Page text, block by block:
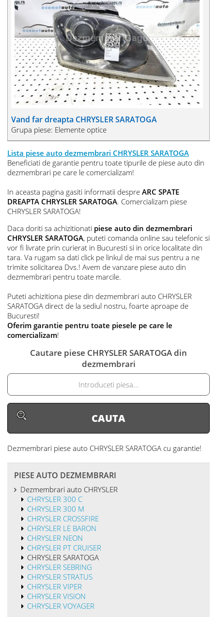
Vand far dreapta CHRYSLER SARATOGA
Grupa piese: Elemente optice
Lista piese auto dezmembrari CHRYSLER SARATOGA
Beneficiati de garantie pentru toate tipurile de piese auto din
dezmembrari pe care le comercializam!
In aceasta pagina gasiti informatii despre ARC SPATE
DREAPTA CHRYSLER SARATOGA. Comercializam piese
CHRYSLER SARATOGA!
Daca doriti sa achizitionati piese auto din dezmembrari
CHRYSLER SARATOGA, puteti comanda online sau telefonic si
vor fi livrate prin curierat in Bucuresti si in orice localitate din
tara. Va rugam sa dati click pe linkul de mai sus pentru a ne
trimite solicitarea Dvs.! Avem de vanzare piese auto din
dezmembrari pentru toate marcile.
Puteti achizitiona piese din dezmembrari auto CHRYSLER
SARATOGA direct de la sediul nostru, foarte aproape de
Bucuresti!
Oferim garantie pentru toate piesele pe care le
comercializam!
Cautare piese CHRYSLER SARATOGA din
dezmembrari
Dezmembrari piese auto CHRYSLER SARATOGAcu garantie!
PIESE AUTO DEZMEMBRARI
Dezmembrari auto CHRYSLER
CHRYSLER 300 C
CHRYSLER 300 M
CHRYSLER CROSSFIRE
CHRYSLER LE BARON
CHRYSLER NEON
CHRYSLER PT CRUISER
CHRYSLER SARATOGA
CHRYSLER SEBRING
CHRYSLER STRATUS
CHRYSLER VIPER
CHRYSLER VISION
CHRYSLER VOYAGER